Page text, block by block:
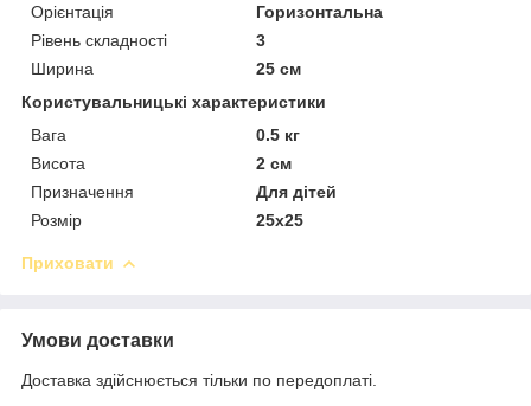
Орієнтація
Горизонтальна
Рівень складності
3
Ширина
25 см
Користувальницькі характеристики
Вага
0.5 кг
Висота
2 см
Призначення
Для дітей
Розмір
25х25
Приховати
Умови доставки
Доставка здійснюється тільки по передоплаті.